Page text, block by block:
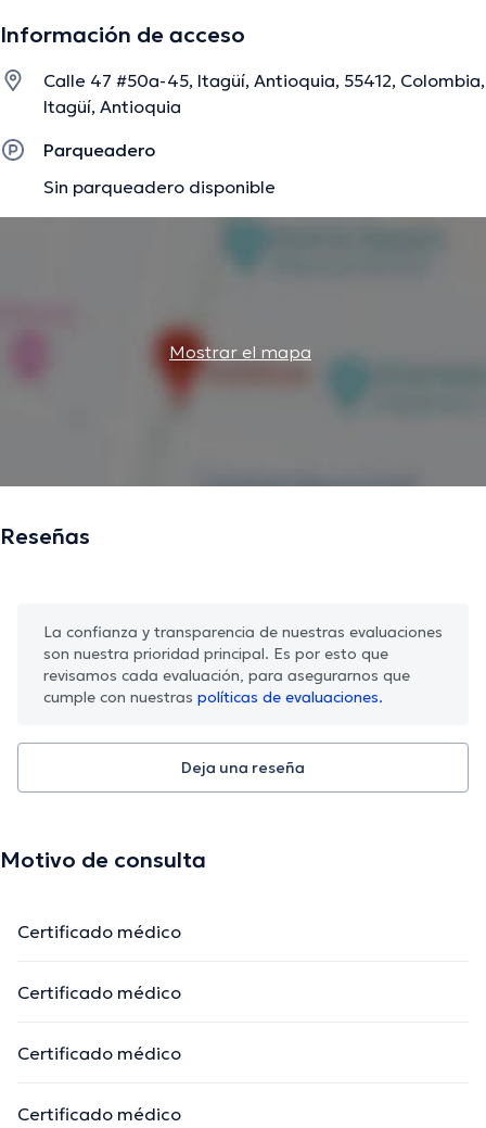
Información de acceso
Calle 47 #50a-45, Itagüí, Antioquia, 55412, Colombia,
Itagüí, Antioquia
Parqueadero
Sin parqueadero disponible
Mostrar el mapa
Reseñas
La confianza y transparencia de nuestras evaluaciones
son nuestra prioridad principal. Es por esto que
revisamos cada evaluación, para asegurarnos que
cumple con nuestras políticas de evaluaciones.
Deja una reseña
Motivo de consulta
Certificado médico
Certificado médico
Certificado médico
Certificado médico